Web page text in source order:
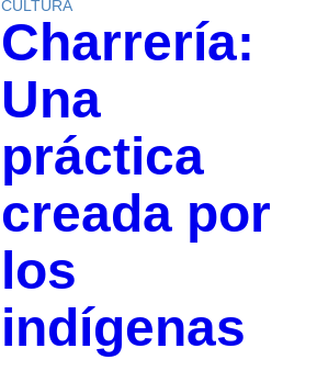
CULTURA
Charrería:
Una
práctica
creada por
los
indígenas